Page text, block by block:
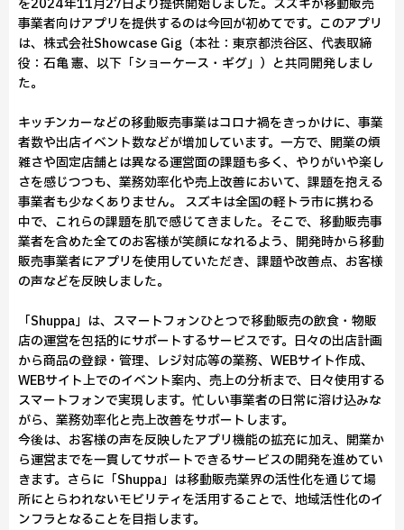
を2024年11月27日より提供開始しました。スズキが移動販売
事業者向けアプリを提供するのは今回が初めてです。このアプリ
は、株式会社Showcase Gig（本社：東京都渋谷区、代表取締
役：石亀 憲、以下「ショーケース・ギグ」）と共同開発しまし
た。
キッチンカーなどの移動販売事業はコロナ禍をきっかけに、事業
者数や出店イベント数などが増加しています。一方で、開業の煩
雑さや固定店舗とは異なる運営面の課題も多く、やりがいや楽し
さを感じつつも、業務効率化や売上改善において、課題を抱える
事業者も少なくありません。 スズキは全国の軽トラ市に携わる
中で、これらの課題を肌で感じてきました。そこで、移動販売事
業者を含めた全てのお客様が笑顔になれるよう、開発時から移動
販売事業者にアプリを使用していただき、課題や改善点、お客様
の声などを反映しました。
「Shuppa」は、スマートフォンひとつで移動販売の飲食・物販
店の運営を包括的にサポートするサービスです。日々の出店計画
から商品の登録・管理、レジ対応等の業務、WEBサイト作成、
WEBサイト上でのイベント案内、売上の分析まで、日々使用する
スマートフォンで実現します。忙しい事業者の日常に溶け込みな
がら、業務効率化と売上改善をサポートします。
今後は、お客様の声を反映したアプリ機能の拡充に加え、開業か
ら運営までを一貫してサポートできるサービスの開発を進めてい
きます。さらに「Shuppa」は移動販売業界の活性化を通じて場
所にとらわれないモビリティを活用することで、地域活性化のイ
ンフラとなることを目指します。